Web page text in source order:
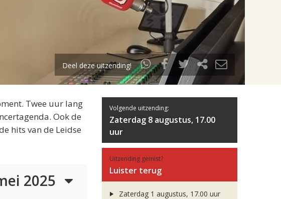
Deel deze uitzending!
Twee uur lang
Ook de
hits van de Leidse
2025
Volgende uitzending:
Zaterdag 8 augustus, 17.00
uur
Uitzending gemist?
Luister terug
Zaterdag 1 augustus, 17.00 uur